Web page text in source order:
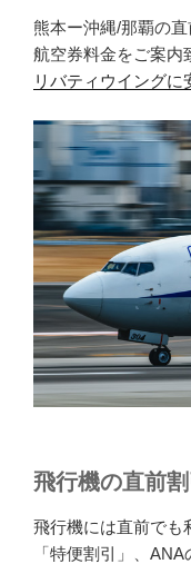
熊本ー沖縄/那覇の
航空券料金をご案内
リバティウイングに
飛行機の直前
飛行機には直前でも
「特便割引」、